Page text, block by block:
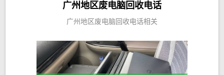
广州地区废电脑回收电话
广州地区废电脑回收电话相关